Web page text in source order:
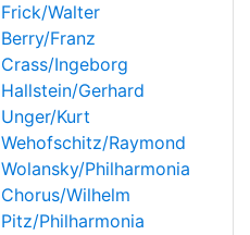
Frick/Walter
Berry/Franz
Crass/Ingeborg
Hallstein/Gerhard
Unger/Kurt
Wehofschitz/Raymond
Wolansky/Philharmonia
Chorus/Wilhelm
Pitz/Philharmonia